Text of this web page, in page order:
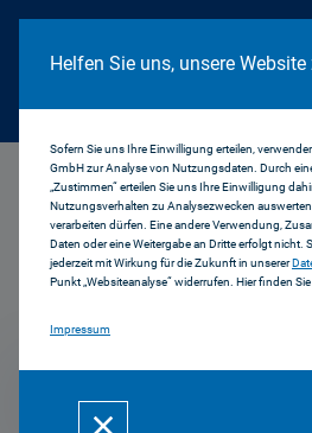
Cookie Hinweis
Helfen Sie uns, unsere Website
Sofern Sie uns Ihre Einwilligung erteilen,
GmbH zur Analyse von Nutzungsdaten. Durch
„Zustimmen“ erteilen Sie uns Ihre Einwilligung
Nutzungsverhalten zu Analysezwecken
verarbeiten dürfen. Eine andere Verwendung,
Daten oder eine Weitergabe an Dritte erfolgt nicht.
jederzeit mit Wirkung für die Zukunft in unserer
Punkt „Websiteanalyse“ widerrufen. Hier finden
Impressum
1998